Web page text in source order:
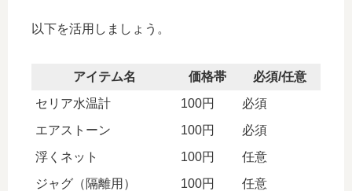
以下を活用しましょう。
アイテム名 価格帯
必須/任意
セリア水温計
100円
必須
エアストーン
100円
必須
浮くネット
100円
任意
ジャグ（隔離用）
100円
任意